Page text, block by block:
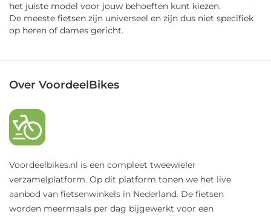
het juiste model voor jouw behoeften kunt kiezen.
De meeste fietsen zijn universeel en zijn dus niet specifiek
op heren of dames gericht.
Over VoordeelBikes
Voordeelbikes.nl is een compleet tweewieler
verzamelplatform. Op dit platform tonen we het live
aanbod van fietsenwinkels in Nederland. De fietsen
worden meermaals per dag bijgewerkt voor een